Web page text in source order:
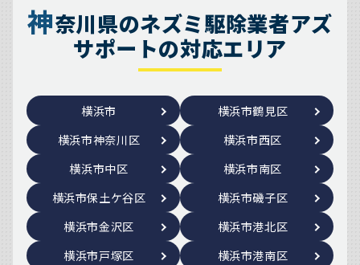
神奈川県のネズミ駆除業者アズ
サポートの対応エリア
横浜市
横浜市鶴見区
横浜市神奈川区
横浜市西区
横浜市中区
横浜市南区
横浜市保土ケ谷区
横浜市磯子区
横浜市金沢区
横浜市港北区
横浜市戸塚区
横浜市港南区